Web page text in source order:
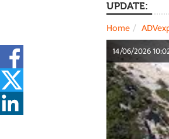
UPDATE:
Home
14/06/2026